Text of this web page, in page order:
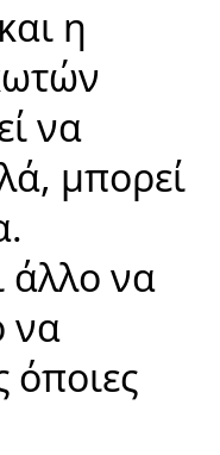
η
να
μπορεί
άλλο να
να
όποιες